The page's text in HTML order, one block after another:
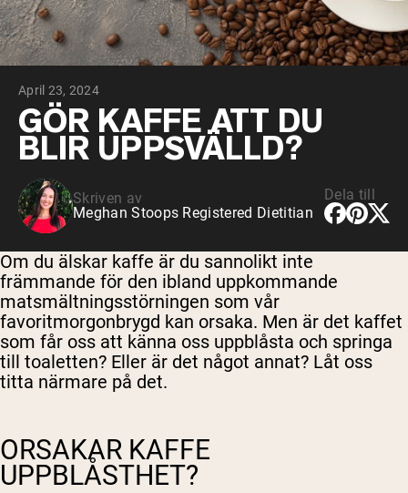
Gräsbetat vassleprotein
Shop All Protein Powders
VEGAN PROTEIN
Ärtprotein
Shop All Vegan Protein
April 23, 2024
GÖR KAFFE ATT DU
BLIR UPPSVÄLLD?
Skriven av
Meghan Stoops Registered Dietitian
Dela till
Om du älskar kaffe är du sannolikt inte
främmande för den ibland uppkommande
matsmältningsstörningen som vår
favoritmorgonbrygd kan orsaka. Men är det kaffet
som får oss att känna oss uppblåsta och springa
till toaletten? Eller är det något annat? Låt oss
titta närmare på det.
ORSAKAR KAFFE
UPPBLÅSTHET?